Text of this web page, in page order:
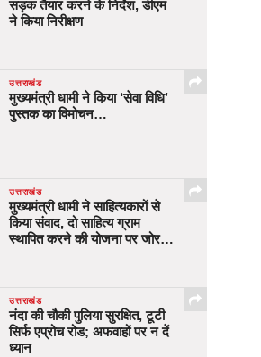
सड़क तैयार करने के निर्देश, डीएम
ने किया निरीक्षण
उत्तराखंड
मुख्यमंत्री धामी ने किया ‘सेवा विधि’
पुस्तक का विमोचन…
उत्तराखंड
मुख्यमंत्री धामी ने साहित्यकारों से
किया संवाद, दो साहित्य ग्राम
स्थापित करने की योजना पर जोर…
उत्तराखंड
नंदा की चौकी पुलिया सुरक्षित, टूटी
सिर्फ एप्रोच रोड; अफवाहों पर न दें
ध्यान